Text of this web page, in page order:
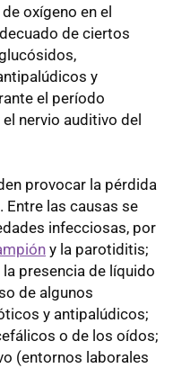
oxígeno en el
de ciertos
y
el período
nervio auditivo del
provocar la pérdida
Entre las causas se
infecciosas, por
y la parotiditis;
presencia de líquido
de algunos
y antipalúdicos;
o de los oídos;
(entornos laborales